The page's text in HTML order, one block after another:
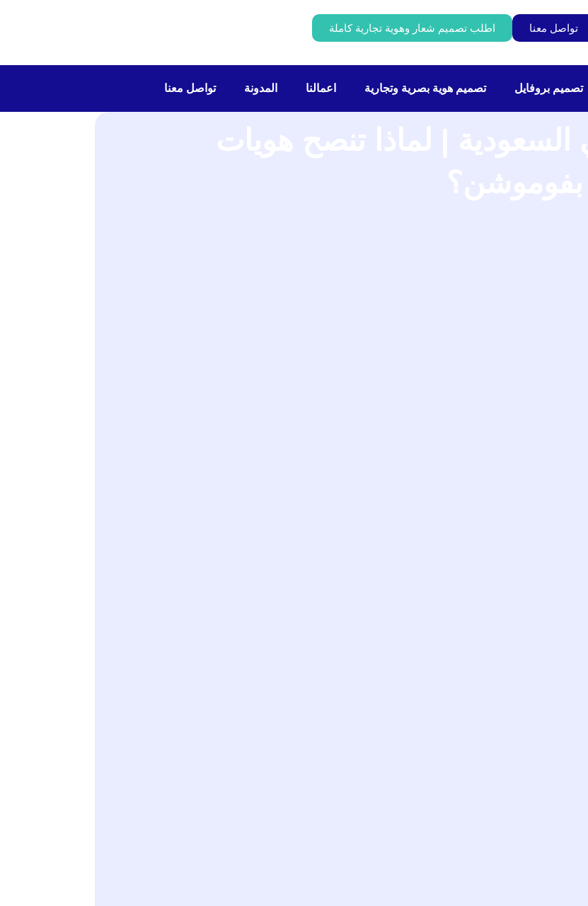
تواصل معنا اطلب تصميم شعار وهوية تجارية كاملة
تصميم بروفايل تصميم هوية بصرية وتجارية اعمالنا المدونة تواصل معنا